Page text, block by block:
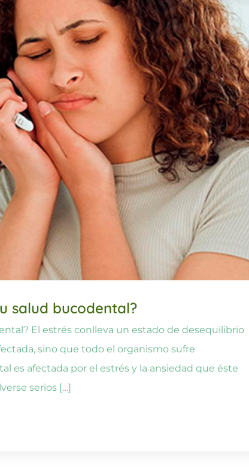
salud bucodental?
El estrés conlleva un estado de desequilibrio
sino que todo el organismo sufre
es afectada por el estrés y la ansiedad que éste
serios […]